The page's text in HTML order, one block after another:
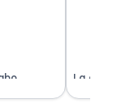
y sin
La
de